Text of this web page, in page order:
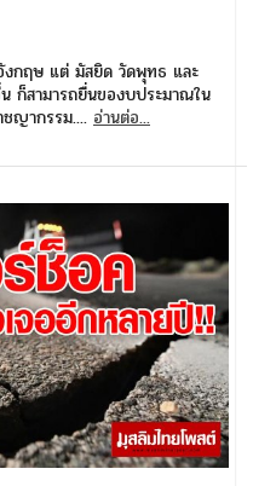
งกฤษ แต่ มัสยิด วัดพุทธ และ
ก็สามารถยื่นของบประมาณใน
ญากรรม.... อ่านต่อ...